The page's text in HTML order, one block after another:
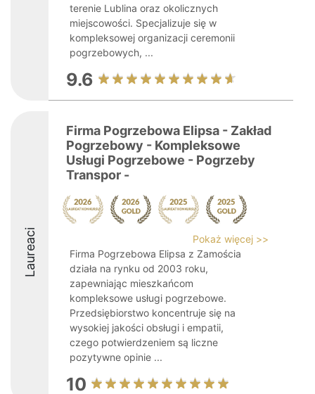
terenie Lublina oraz okolicznych
miejscowości. Specjalizuje się w
kompleksowej organizacji ceremonii
pogrzebowych, ...
9.6
Laureaci
Firma Pogrzebowa Elipsa - Zakład
Pogrzebowy - Kompleksowe
Usługi Pogrzebowe - Pogrzeby
Transpor -
Pokaż więcej >>
Firma Pogrzebowa Elipsa z Zamościa
działa na rynku od 2003 roku,
zapewniając mieszkańcom
kompleksowe usługi pogrzebowe.
Przedsiębiorstwo koncentruje się na
wysokiej jakości obsługi i empatii,
czego potwierdzeniem są liczne
pozytywne opinie ...
10